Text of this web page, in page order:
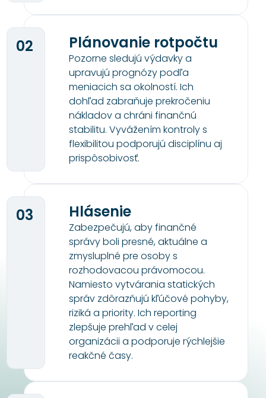
02 Plánovanie rotpočtu
Pozorne sledujú výdavky a
upravujú prognózy podľa
meniacich sa okolností. Ich
dohľad zabraňuje prekročeniu
nákladov a chráni finančnú
stabilitu. Vyvážením kontroly s
flexibilitou podporujú disciplínu aj
prispôsobivosť.
03 Hlásenie
Zabezpečujú, aby finančné
správy boli presné, aktuálne a
zmysluplné pre osoby s
rozhodovacou právomocou.
Namiesto vytvárania statických
správ zdôrazňujú kľúčové pohyby,
riziká a priority. Ich reporting
zlepšuje prehľad v celej
organizácii a podporuje rýchlejšie
reakčné časy.